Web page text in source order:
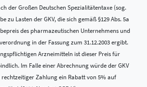
der Großen Deutschen Spezialitätentaxe (sog.
zu Lasten der GKV, die sich gemäß §129 Abs. 5a
des pharmazeutischen Unternehmens und
in der Fassung zum 31.12.2003 ergibt.
Arzneimitteln ist dieser Preis für
Im Falle einer Abrechnung würde der GKV
Zahlung ein Rabatt von 5% auf